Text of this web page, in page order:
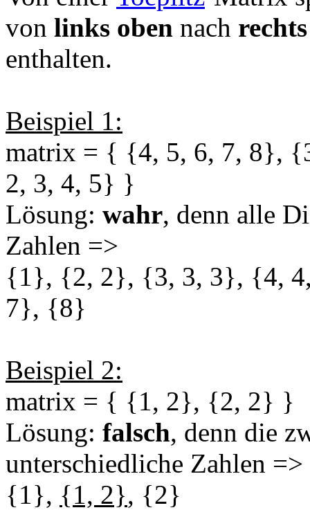
von links oben nach
enthalten.
Beispiel 1:
matrix = { {4, 5, 6, 7, 8},
2, 3, 4, 5} }
Lösung: wahr, denn alle
Zahlen =>
{1}, {2, 2}, {3, 3, 3}, {4,
7}, {8}
Beispiel 2:
matrix = { {1, 2}, {2, 2} }
Lösung: falsch, denn die
unterschiedliche Zahlen =>
{1}, {1, 2}, {2}